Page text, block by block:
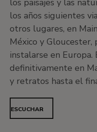
los paisajes y las
los años siguientes
otros lugares, en
México y Gloucester,
instalarse en
definitivamente en
y retratos hasta el
ESCUCHAR